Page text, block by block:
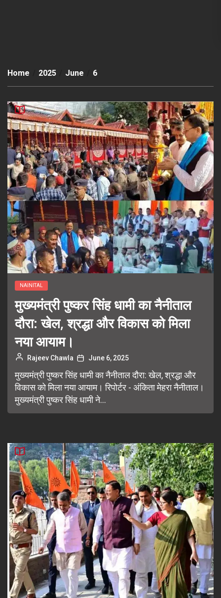
Home 2025 June 6
NAINITAL
मुख्यमंत्री पुष्कर सिंह धामी का नैनीताल
दौरा: खेल, श्रद्धा और विकास को मिला
नया आयाम।
Rajeev Chawla June 6, 2025
मुख्यमंत्री पुष्कर सिंह धामी का नैनीताल दौरा: खेल, श्रद्धा और
विकास को मिला नया आयाम। रिपोर्टर - अंकिता मेहरा नैनीताल।
मुख्यमंत्री पुष्कर सिंह धामी ने...